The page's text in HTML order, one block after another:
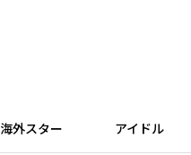
外スター アイドル